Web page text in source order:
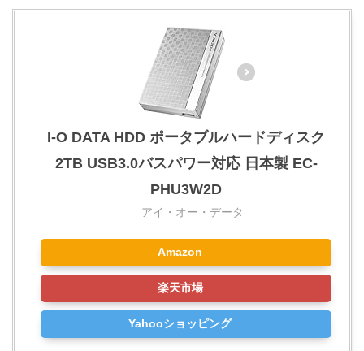
I-O DATA HDD ポータブルハードディスク
2TB USB3.0バスパワー対応 日本製 EC-
PHU3W2D
アイ・オー・データ
Amazon
楽天市場
Yahooショッピング